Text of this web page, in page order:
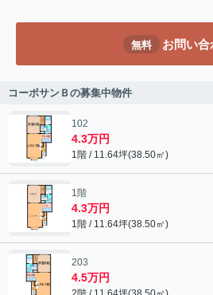
無料 お問い合
コーポサンＢの募集中物件
102
4.3万円
1階 / 11.64坪(38.50㎡)
1階
4.3万円
1階 / 11.64坪(38.50㎡)
203
4.5万円